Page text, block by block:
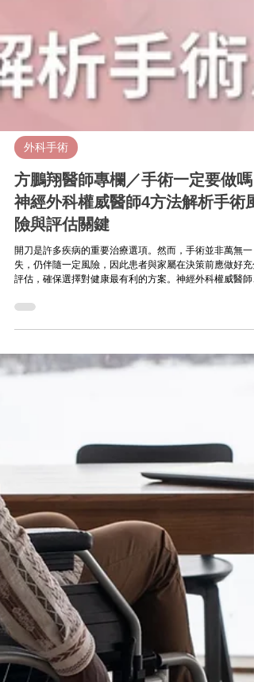
外科手術
方鵬翔醫師專欄／手術一定要做嗎
神經外科權威醫師4方法解析手術風
險與評估關鍵
開刀是許多疾病的重要治療選項。然而，手術並非萬無一
評估，確保選擇對健康最有利的方案。神經外科權威醫師